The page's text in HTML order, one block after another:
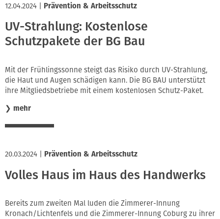
12.04.2024 Prävention & Arbeitsschutz
UV-Strahlung: Kostenlose
Schutzpakete der BG Bau
Mit der Frühlingssonne steigt das Risiko durch UV-Strahlung,
die Haut und Augen schädigen kann. Die BG BAU unterstützt
ihre Mitgliedsbetriebe mit einem kostenlosen Schutz-Paket.
❯ mehr
20.03.2024 Prävention & Arbeitsschutz
Volles Haus im Haus des Handwerks
Bereits zum zweiten Mal luden die Zimmerer-Innung
Kronach/Lichtenfels und die Zimmerer-Innung Coburg zu ihrer